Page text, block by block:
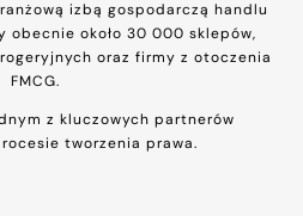
izbą gospodarczą handlu
obecnie około 30 000 sklepów,
oraz firmy z otoczenia
FMCG.
z kluczowych partnerów
tworzenia prawa.